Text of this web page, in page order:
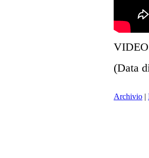
(Data
Archivio |